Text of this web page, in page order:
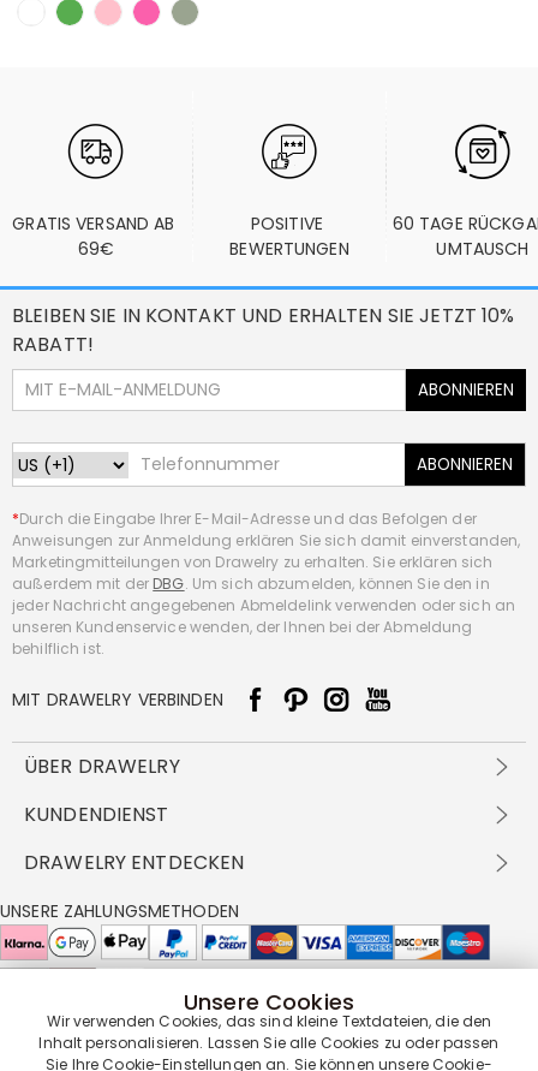
GRATIS VERSAND AB
69€
POSITIVE
BEWERTUNGEN
60 TAGE
UMTAUSCH
BLEIBEN SIE IN KONTAKT UND ERHALTEN SIE JETZT 10%
RABATT!
ABONNIEREN
ABONNIEREN
*Durch die Eingabe Ihrer E-Mail-Adresse und das Befolgen der
Anweisungen zur Anmeldung erklären Sie sich damit einverstanden,
Marketingmitteilungen von Drawelry zu erhalten. Sie erklären sich
außerdem mit der DBG. Um sich abzumelden, können Sie den in
jeder Nachricht angegebenen Abmeldelink verwenden oder sich an
unseren Kundenservice wenden, der Ihnen bei der Abmeldung
behilflich ist.
MIT DRAWELRY VERBINDEN
ÜBER DRAWELRY
Über Uns
DBG
FAQ
Cookie-Richtlinie
KUNDENDIENST
Versandbedingungen
Rückgabe & Umtausch
Pflegehinweis
DRAWELRY ENTDECKEN
Großhandelsangebot
Drawelry Prime
Bonusprogramm
UNSERE ZAHLUNGSMETHODEN
UNSERE LIEFERPARTNER
Unsere Cookies
Wir verwenden Cookies, das sind kleine Textdateien, die den
Inhalt personalisieren. Lassen Sie alle Cookies zu oder passen
Sie Ihre Cookie-Einstellungen an. Sie können unsereCookie-